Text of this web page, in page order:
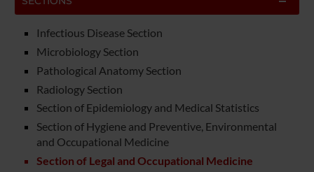
Infectious Disease Section
Microbiology Section
Pathological Anatomy Section
Radiology Section
Section of Epidemiology and Medical Statistics
Section of Hygiene and Preventive, Environmental
and Occupational Medicine
Section of Legal and Occupational Medicine